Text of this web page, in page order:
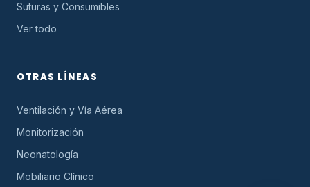
Suturas y Consumibles
Ver todo
OTRAS LÍNEAS
Ventilación y Vía Aérea
Monitorización
Neonatología
Mobiliario Clínico